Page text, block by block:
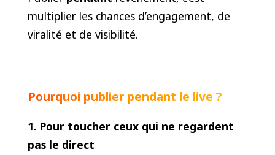
multiplier les chances d’engagement, de
viralité et de visibilité.
Pourquoi publier pendant le live ?
1. Pour toucher ceux qui ne regardent
pas le direct